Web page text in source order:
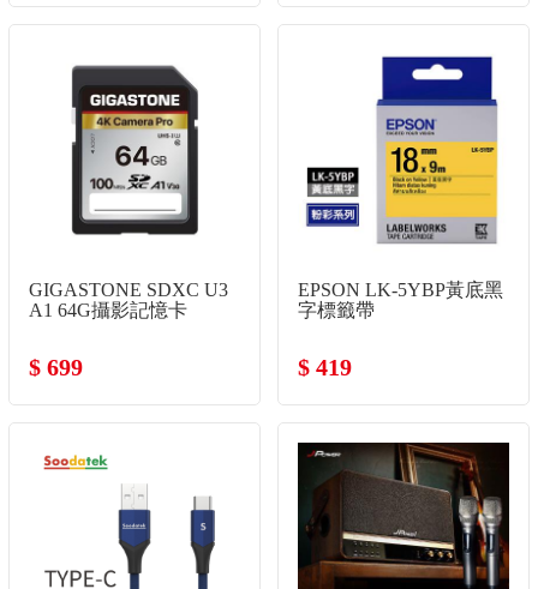
GIGASTONE SDXC U3
A1 64G攝影記憶卡
$ 699
EPSON LK-5YBP黃底黑
字標籤帶
$ 419